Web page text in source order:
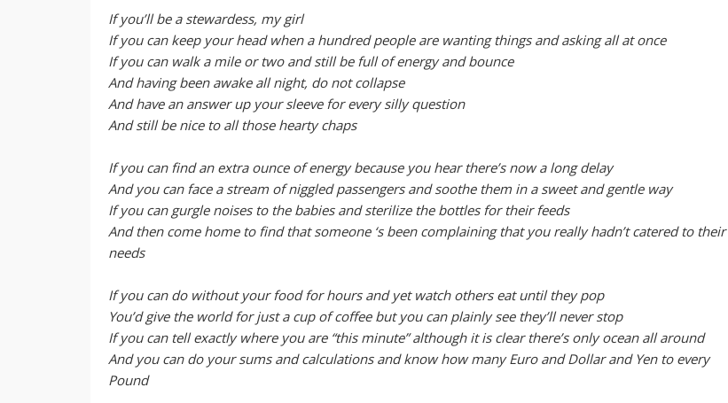
If you’ll be a stewardess, my girl
If you can keep your head when a hundred people are wanting things and asking all at once
If you can walk a mile or two and still be full of energy and bounce
And having been awake all night, do not collapse
And have an answer up your sleeve for every silly question
And still be nice to all those hearty chaps
If you can find an extra ounce of energy because you hear there’s now a long delay
And you can face a stream of niggled passengers and soothe them in a sweet and gentle way
If you can gurgle noises to the babies and sterilize the bottles for their feeds
And then come home to find that someone ‘s been complaining that you really hadn’t catered to their
needs
If you can do without your food for hours and yet watch others eat until they pop
You’d give the world for just a cup of coffee but you can plainly see they’ll never stop
If you can tell exactly where you are “this minute” although it is clear there’s only ocean all around
And you can do your sums and calculations and know how many Euro and Dollar and Yen to every
Pound